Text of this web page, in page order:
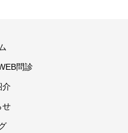
問診
介
せ